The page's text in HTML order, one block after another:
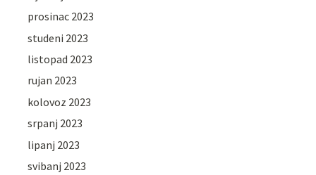
prosinac 2023
studeni 2023
listopad 2023
rujan 2023
kolovoz 2023
srpanj 2023
lipanj 2023
svibanj 2023